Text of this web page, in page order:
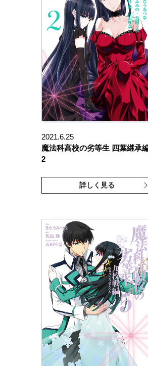
2021.6.25
魔法科高校の劣等生 四葉継承
2
詳しく見る